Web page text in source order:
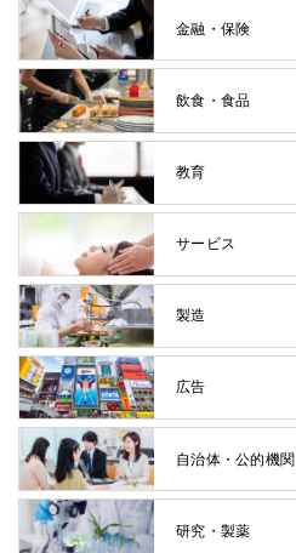
金融・保険
飲食・食品
教育
サービス
製造
広告
自治体・公的機関
研究・製薬